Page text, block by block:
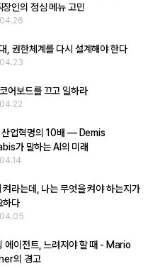
장인의 점심 메뉴 고민
, 권한체계를 다시 설계해야 한다
어보드를 끄고 일하라
산업혁명의 10배 — Demis
가 말하는 AI의 미래
켜라는데, 나는 무엇을 켜야 하는지가
하다
에이전트, 느려져야 할 때 - Mario
의 경고